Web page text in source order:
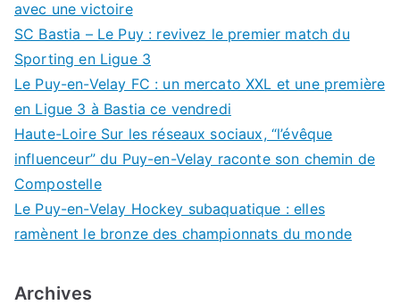
avec une victoire
SC Bastia – Le Puy : revivez le premier match du
Sporting en Ligue 3
Le Puy-en-Velay FC : un mercato XXL et une première
en Ligue 3 à Bastia ce vendredi
Haute-Loire Sur les réseaux sociaux, “l’évêque
influenceur” du Puy-en-Velay raconte son chemin de
Compostelle
Le Puy-en-Velay Hockey subaquatique : elles
ramènent le bronze des championnats du monde
Archives